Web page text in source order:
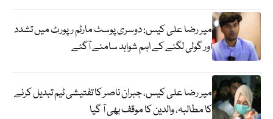
میر رضا علی کیس: دوسری پوسٹ مارٹم رپورٹ میں تشدد
اور گولی لگنے کے اہم شواہد سامنے آگئے
میر رضا علی کیس، جبران ناصر کا تفتیشی ٹیم تبدیل کرنے
کا مطالبہ، والدین کا موقف بھی آ گیا